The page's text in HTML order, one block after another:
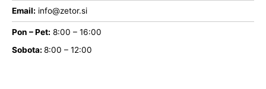
Email: info@zetor.si
Pon – Pet: 8:00 – 16:00
Sobota: 8:00 – 12:00